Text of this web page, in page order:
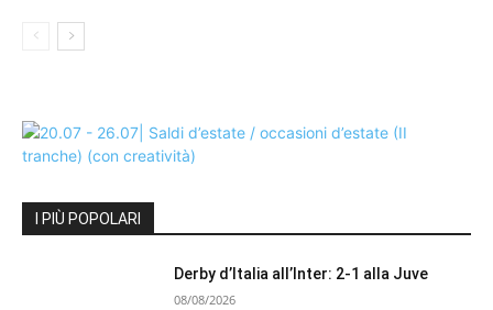
I PIÙ POPOLARI
Derby d’Italia all’Inter: 2-1 alla Juve
08/08/2026